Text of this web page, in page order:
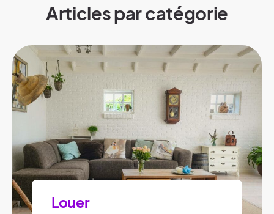
Articles par catégorie
Louer